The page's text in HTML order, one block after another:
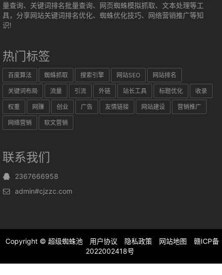
量查询、关键词排名批量查询、网页蜘蛛模拟抓取、文本处理等工
具，分享网站关键词排名优化、蜘蛛优化技巧、网络营销推广等知
识!
热门标签
百度算法 蜘蛛抓取 搜索引擎 网站SEO 网站排名
关键词布局 流量 引流 外链 站长工具 标题优化 收录
权重 网赚 创业 广告 友情链接 网站建设 营销推广
网络营销 软文营销
联系我们
2367666958
admin#cjzzc.com
Copyright © 超级蜘蛛池 用户协议 隐私政策 网站地图
赣ICP备
2022002418号